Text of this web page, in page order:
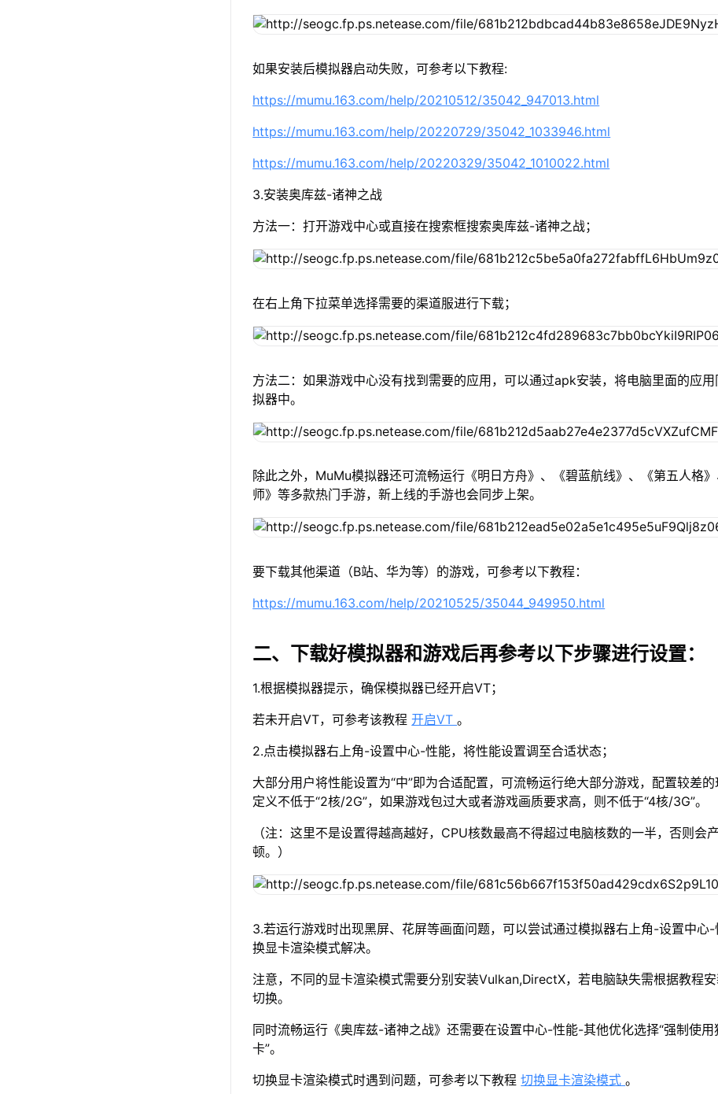
如果安装后模拟器启动失败，可参考以下教程:
https://mumu.163.com/help/20210512/35042_947013.html
https://mumu.163.com/help/20220729/35042_1033946.html
https://mumu.163.com/help/20220329/35042_1010022.html
3.安装奥库兹-诸神之战
方法一：打开游戏中心或直接在搜索框搜索奥库兹-诸神之战；
在右上角下拉菜单选择需要的渠道服进行下载；
方法二：如果游戏中心没有找到需要的应用，可以通过apk安装，将电脑里面的应
拟器中。
除此之外，MuMu模拟器还可流畅运行《明日方舟》、《碧蓝航线》、《第五人格
师》等多款热门手游，新上线的手游也会同步上架。
要下载其他渠道（B站、华为等）的游戏，可参考以下教程：
https://mumu.163.com/help/20210525/35044_949950.html
二、下载好模拟器和游戏后再参考以下步骤进行设置：
1.根据模拟器提示，确保模拟器已经开启VT；
若未开启VT，可参考该教程开启VT。
2.点击模拟器右上角-设置中心-性能，将性能设置调至合适状态；
大部分用户将性能设置为“中”即为合适配置，可流畅运行绝大部分游戏，配置较差的
定义不低于“2核/2G”，如果游戏包过大或者游戏画质要求高，则不低于“4核/3G”。
（注：这里不是设置得越高越好，CPU核数最高不得超过电脑核数的一半，否则会
顿。）
3.若运行游戏时出现黑屏、花屏等画面问题，可以尝试通过模拟器右上角-设置中心-
换显卡渲染模式解决。
注意，不同的显卡渲染模式需要分别安装Vulkan,DirectX，若电脑缺失需根据教程
切换。
同时流畅运行《奥库兹-诸神之战》还需要在设置中心-性能-其他优化选择“强制使用
卡”。
切换显卡渲染模式时遇到问题，可参考以下教程切换显卡渲染模式。